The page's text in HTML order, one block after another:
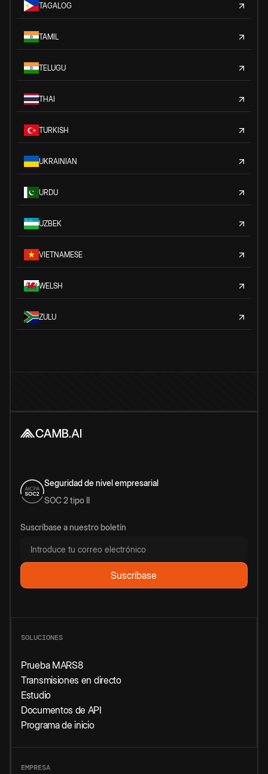
TAGALOG
TAMIL
TELUGU
THAI
TURKISH
UKRAINIAN
URDU
UZBEK
VIETNAMESE
WELSH
ZULU
Seguridad de nivel empresarial
SOC 2 tipo II
Suscríbase a nuestro boletín
SOLUCIONES
Prueba MARS8
Transmisiones en directo
Estudio
Documentos de API
Programa de inicio
EMPRESA